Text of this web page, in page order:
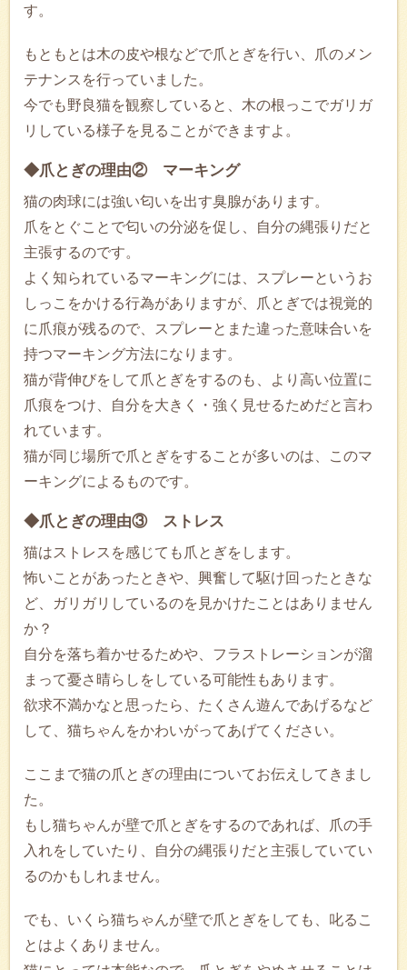
す。
もともとは木の皮や根などで爪とぎを行い、爪のメン
テナンスを行っていました。
今でも野良猫を観察していると、木の根っこでガリガ
リしている様子を見ることができますよ。
◆爪とぎの理由② マーキング
猫の肉球には強い匂いを出す臭腺があります。
爪をとぐことで匂いの分泌を促し、自分の縄張りだと
主張するのです。
よく知られているマーキングには、スプレーというお
しっこをかける行為がありますが、爪とぎでは視覚的
に爪痕が残るので、スプレーとまた違った意味合いを
持つマーキング方法になります。
猫が背伸びをして爪とぎをするのも、より高い位置に
爪痕をつけ、自分を大きく・強く見せるためだと言わ
れています。
猫が同じ場所で爪とぎをすることが多いのは、このマ
ーキングによるものです。
◆爪とぎの理由③ ストレス
猫はストレスを感じても爪とぎをします。
怖いことがあったときや、興奮して駆け回ったときな
ど、ガリガリしているのを見かけたことはありません
か？
自分を落ち着かせるためや、フラストレーションが溜
まって憂さ晴らしをしている可能性もあります。
欲求不満かなと思ったら、たくさん遊んであげるなど
して、猫ちゃんをかわいがってあげてください。
ここまで猫の爪とぎの理由についてお伝えしてきまし
た。
もし猫ちゃんが壁で爪とぎをするのであれば、爪の手
入れをしていたり、自分の縄張りだと主張していてい
るのかもしれません。
でも、いくら猫ちゃんが壁で爪とぎをしても、叱るこ
とはよくありません。